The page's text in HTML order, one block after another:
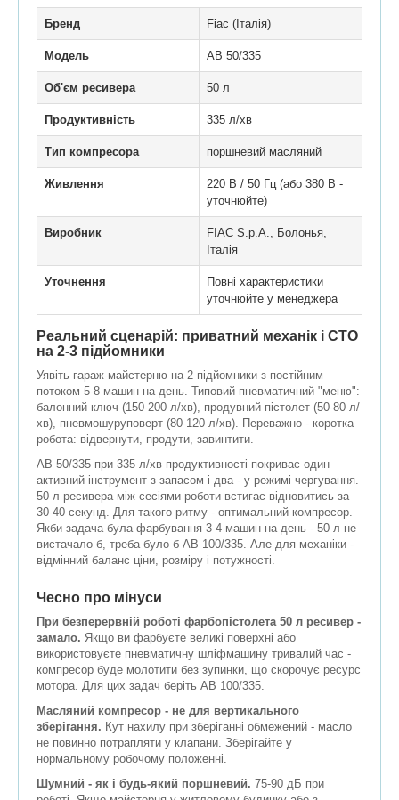
Бренд Fiac (Італія)
Модель АВ 50/335
Об'єм ресивера 50 л
Продуктивність 335 л/хв
Тип компресора поршневий масляний
Живлення
220 В / 50 Гц (або 380 В -
уточнюйте)
Виробник
FIAC S.p.A., Болонья,
Італія
Уточнення
Повні характеристики
уточнюйте у менеджера
Реальний сценарій: приватний механік і СТО
на 2-3 підйомники
Уявіть гараж-майстерню на 2 підйомники з постійним
потоком 5-8 машин на день. Типовий пневматичний "меню":
балонний ключ (150-200 л/хв), продувний пістолет (50-80 л/
хв), пневмошуруповерт (80-120 л/хв). Переважно - коротка
робота: відвернути, продути, завинтити.
АВ 50/335 при 335 л/хв продуктивності покриває один
активний інструмент з запасом і два - у режимі чергування.
50 л ресивера між сесіями роботи встигає відновитись за
30-40 секунд. Для такого ритму - оптимальний компресор.
Якби задача була фарбування 3-4 машин на день - 50 л не
вистачало б, треба було б АВ 100/335. Але для механіки -
відмінний баланс ціни, розміру і потужності.
Чесно про мінуси
При безперервній роботі фарбопістолета 50 л ресивер -
замало. Якщо ви фарбуєте великі поверхні або
використовуєте пневматичну шліфмашину тривалий час -
компресор буде молотити без зупинки, що скорочує ресурс
мотора. Для цих задач беріть АВ 100/335.
Масляний компресор - не для вертикального
зберігання. Кут нахилу при зберіганні обмежений - масло
не повинно потрапляти у клапани. Зберігайте у
нормальному робочому положенні.
Шумний - як і будь-який поршневий. 75-90 дБ при